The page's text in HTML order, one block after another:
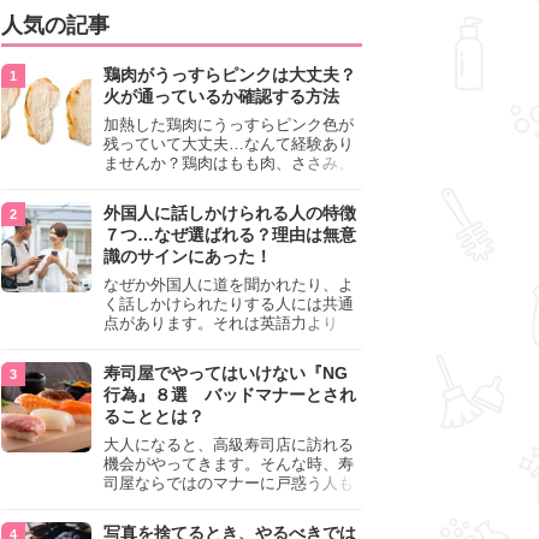
人気の記事
鶏肉がうっすらピンクは大丈夫？
火が通っているか確認する方法
加熱した鶏肉にうっすらピンク色が
残っていて大丈夫…なんて経験あり
ませんか？鶏肉はもも肉、ささみ、
わいが異なり、いろいろと楽しめる
料理ですが、鶏肉は加熱した後でも
うっすらピンク色の部分が大丈夫な
のと気になるときがあります。この
記事では生焼けか火が通っているの
かを確認する方法や、鶏肉を調理す
るときの注意点を紹介しますので、
参考にしてみてくださいね。
外国人に話しかけられる人の特徴
７つ…なぜ選ばれる？理由は無意
識のサインにあった！
なぜか外国人に道を聞かれたり、よ
く話しかけられたりする人には共通
点があります。それは英語力より
けても大丈夫」というサインが関係
しています。よく選ばれる人の特徴
や、英語が苦手でも焦らない対処
法、自分を守るための注意点を詳し
く解説します。
寿司屋でやってはいけない『NG
行為』８選 バッドマナーとされ
ることとは？
大人になると、高級寿司店に訪れる
機会がやってきます。そんな時、寿
司屋ならではのマナーに戸惑う人も
らためて寿司屋でやってはいけない
写真を捨てるとき、やるべきでは